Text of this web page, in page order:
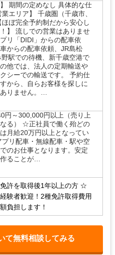
】 期間の定めなし 具体的な仕
エリア】 千歳圏（千歳市、
ぼ完全予約制だから安心し
】 流しでの営業はありませ
リ「DIDI」からの配車依
からの配車依頼、JR島松
駅での待機、新千歳空港で
他では、法人の定期輸送や
シーでの輸送です。 予約仕
から、自らお客様を探しに
りません。…
円～300,000円以上（売り上
る） ☆正社員で働く殆どの
月給20万円以上となってい
リ配車・無線配車・駅や空
のお仕事となります。安定
ることが…
許を取得後1年以上の方 ☆
験者歓迎！2種免許取得費用
負担します！
て無料相談してみる